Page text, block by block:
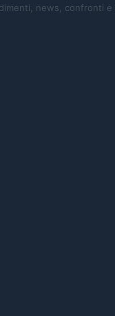
news, confronti e